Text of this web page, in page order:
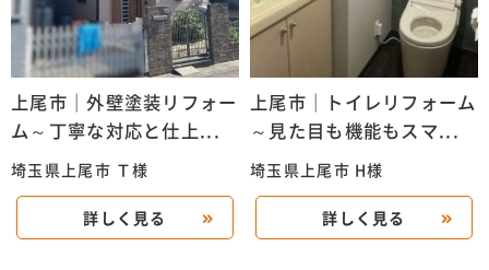
上尾市｜外壁塗装リフォー
ム～丁寧な対応と仕上...
埼玉県上尾市 Ｔ様
詳しく見る
上尾市｜トイレリフォーム
～見た目も機能もスマ...
埼玉県上尾市 H様
詳しく見る